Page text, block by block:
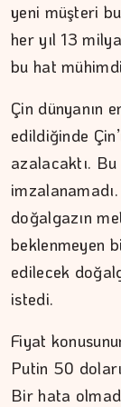
yeni müşteri
her yıl 13
bu hat
Çin dünyanın
edildiğinde
azalacaktı.
doğalgazın
beklenmeyen
edilecek
istedi.
Fiyat
Putin 50
Bir hata